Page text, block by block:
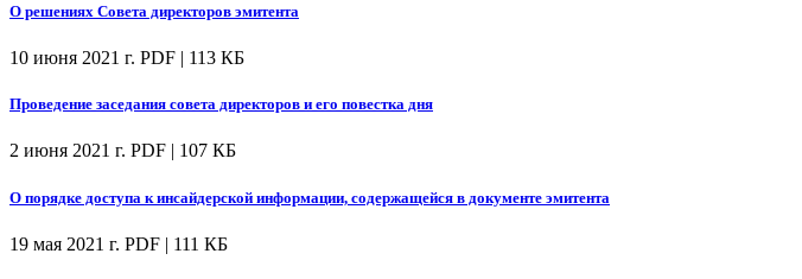
О решениях Совета директоров эмитента
10 июня 2021 г. PDF | 113 КБ
Проведение заседания совета директоров и его повестка дня
2 июня 2021 г. PDF | 107 КБ
О порядке доступа к инсайдерской информации, содержащейся в документе эмитента
19 мая 2021 г. PDF | 111 КБ